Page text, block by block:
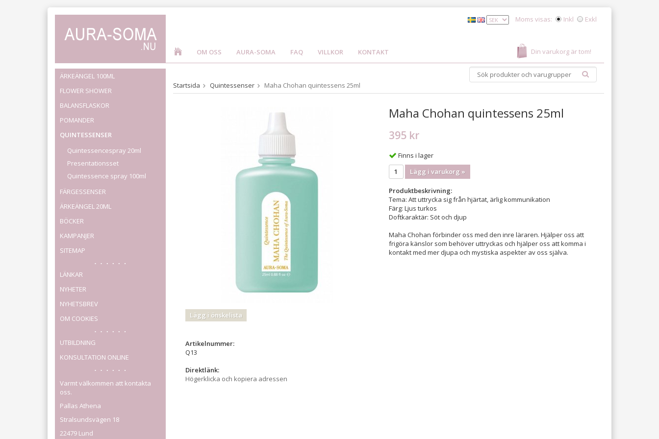
OM OSS AURA-SOMA FAQ VILLKOR KONTAKT Din varukorg är tom!
Moms visas: Inkl Exkl
ÄRKEÄNGEL 100ML
FLOWER SHOWER
BALANSFLASKOR
POMANDER
QUINTESSENSER
Quintessencespray 20ml
Presentationsset
Quintessence spray 100ml
FÄRGESSENSER
ÄRKEÄNGEL 20ML
BÖCKER
KAMPANJER
SITEMAP
LÄNKAR
NYHETER
NYHETSBREV
OM COOKIES
UTBILDNING
KONSULTATION ONLINE
Varmt välkommen att kontakta
oss.
Pallas Athena
Stralsundsvägen 18
22479 Lund
Startsida Quintessenser Maha Chohan quintessens 25ml
Maha Chohan quintessens 25ml
395 kr
Finns i lager
Lägg i varukorg »
Produktbeskrivning:
Tema: Att uttrycka sig från hjärtat, ärlig kommunikation
Färg: Ljus turkos
Doftkaraktär: Söt och djup
Maha Chohan förbinder oss med den inre läraren. Hjälper oss att
frigöra känslor som behöver uttryckas och hjälper oss att komma i
kontakt med mer djupa och mystiska aspekter av oss själva.
Lägg i önskelista
Artikelnummer:
Q13
Direktlänk:
Högerklicka och kopiera adressen